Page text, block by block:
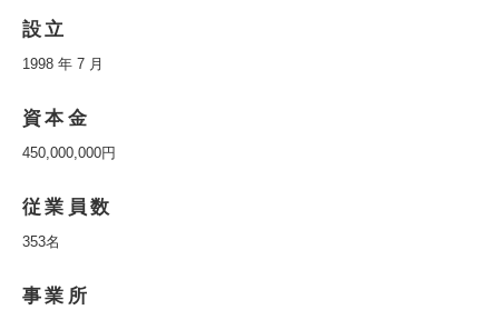
設立
1998 年 7 月
資本金
450,000,000円
従業員数
353名
事業所